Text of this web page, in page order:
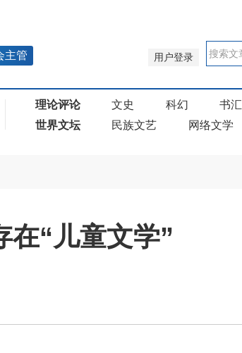
用户登录
主管
理论评论 文史 科幻 书汇
世界文坛
民族文艺 网络文学
在“儿童文学”